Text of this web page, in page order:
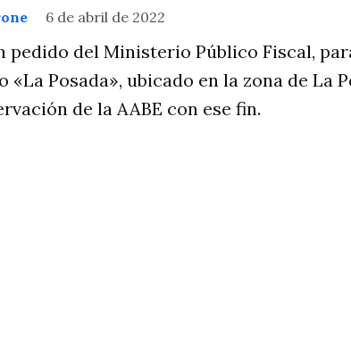
6 de abril de 2022
pedido del Ministerio Público Fiscal,
Posada», ubicado en la zona de La
de la AABE con ese fin.